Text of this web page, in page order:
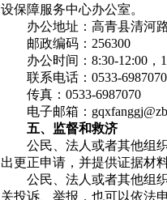
设保障服务中心办公室。
办公地址：高青县清河
邮政编码：256300
办公时间：8:30-12:00，
联系电话：0533-6987070
传真：0533-6987070
电子邮箱：
五、监督和救济
公民、法人或者其他组
出更正申请，并提供证据材
公民、法人或者其他组
关投诉、举报，也可以依法